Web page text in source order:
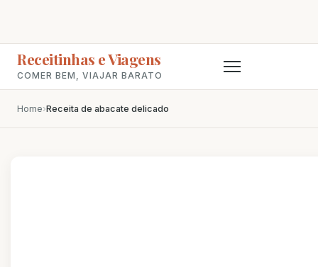
Receitinhas e Viagens
COMER BEM, VIAJAR BARATO
Home›Receita de abacate delicado